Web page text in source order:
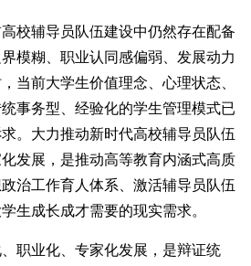
辅导员队伍建设中仍然存在配备
模糊、职业认同感偏弱、发展动力
当前大学生价值理念、心理状态、
事务型、经验化的学生管理模式已
。大力推动新时代高校辅导员队伍
发展，是推动高等教育内涵式高质
治工作育人体系、激活辅导员队伍
生成长成才需要的现实需求。
业化、专家化发展，是辩证统